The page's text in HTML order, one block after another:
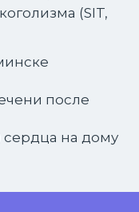
(SIT,
после
на дому